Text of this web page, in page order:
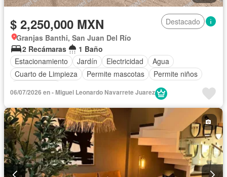
$ 2,250,000 MXN
Destacado
Granjas Banthi, San Juan Del Río
2 Recámaras
1 Baño
Estacionamiento
Jardín Electricidad
Agua
Cuarto de Limpieza
Permite mascotas
Permite niños
06/07/2026 en - Miguel Leonardo Navarrete Juarez